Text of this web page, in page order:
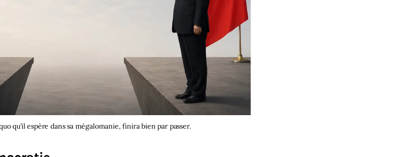
qu’il espère dans sa mégalomanie, finira bien par passer.